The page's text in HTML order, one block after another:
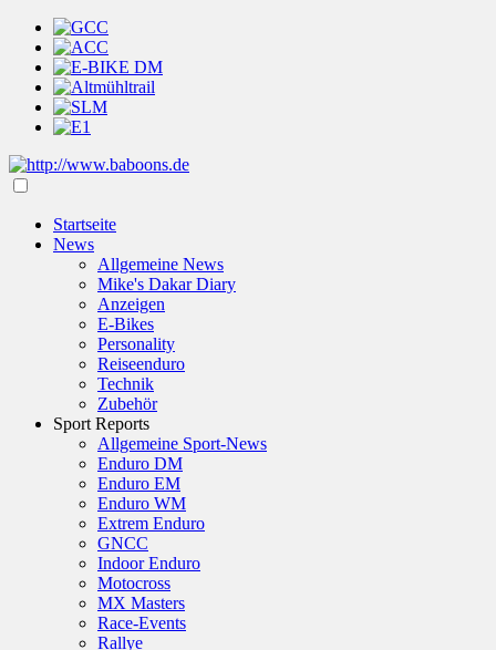
Startseite
News
Allgemeine News
Mike's Dakar Diary
Anzeigen
E-Bikes
Personality
Reiseenduro
Technik
Zubehör
Sport Reports
Allgemeine Sport-News
Enduro DM
Enduro EM
Enduro WM
Extrem Enduro
GNCC
Indoor Enduro
Motocross
MX Masters
Race-Events
Rallye